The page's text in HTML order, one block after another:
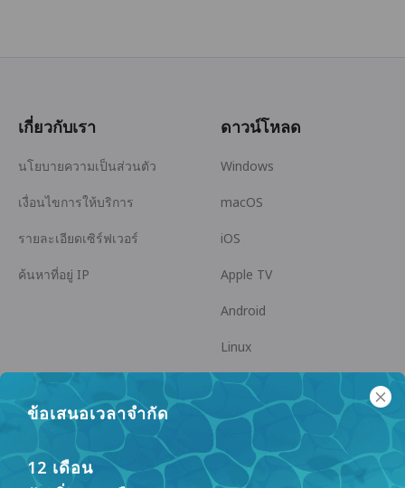
ข้อเสนอเวลาจำกัด
12 เดือน
เกี่ยวกับเรา
นโยบายความเป็นส่วนตัว
เงื่อนไขการให้บริการ
รายละเอียดเซิร์ฟเวอร์
ค้นหาที่อยู่ IP
ดาวน์โหลด
Windows
macOS
iOS
Apple TV
Android
Linux
Android TV
ศูนย์ช่วยเหลือ
panda7x24@gmail.com
ความร่วมมือ
เป็นพันธมิตร